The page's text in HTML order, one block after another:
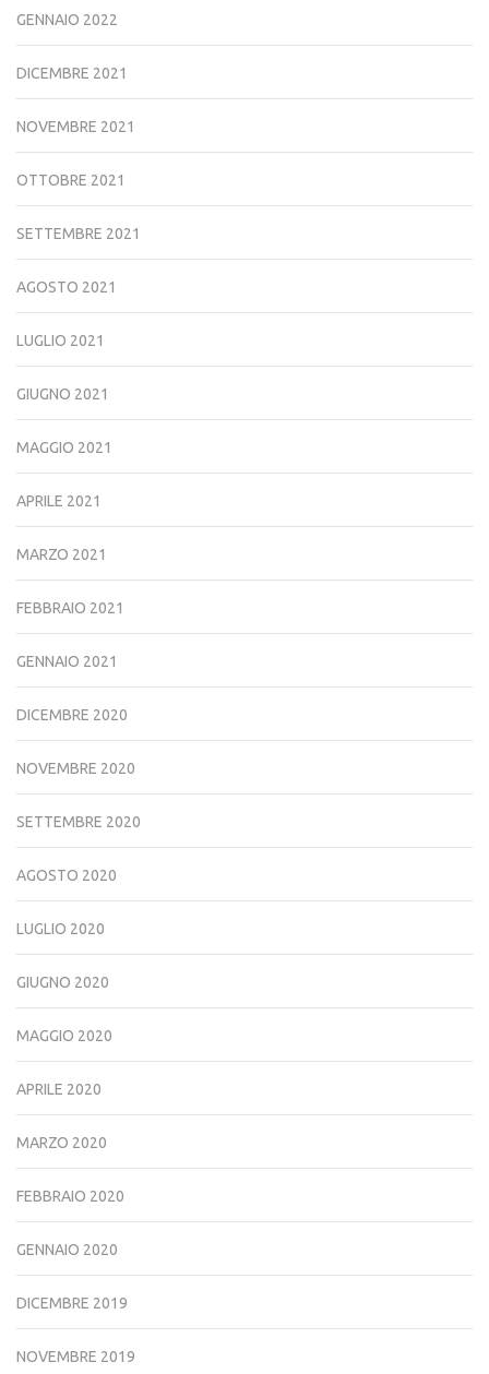
GENNAIO 2022
DICEMBRE 2021
NOVEMBRE 2021
OTTOBRE 2021
SETTEMBRE 2021
AGOSTO 2021
LUGLIO 2021
GIUGNO 2021
MAGGIO 2021
APRILE 2021
MARZO 2021
FEBBRAIO 2021
GENNAIO 2021
DICEMBRE 2020
NOVEMBRE 2020
SETTEMBRE 2020
AGOSTO 2020
LUGLIO 2020
GIUGNO 2020
MAGGIO 2020
APRILE 2020
MARZO 2020
FEBBRAIO 2020
GENNAIO 2020
DICEMBRE 2019
NOVEMBRE 2019